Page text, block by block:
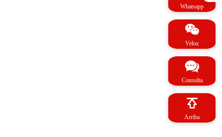
Whatsapp
Veloz
Consulta
Arriba